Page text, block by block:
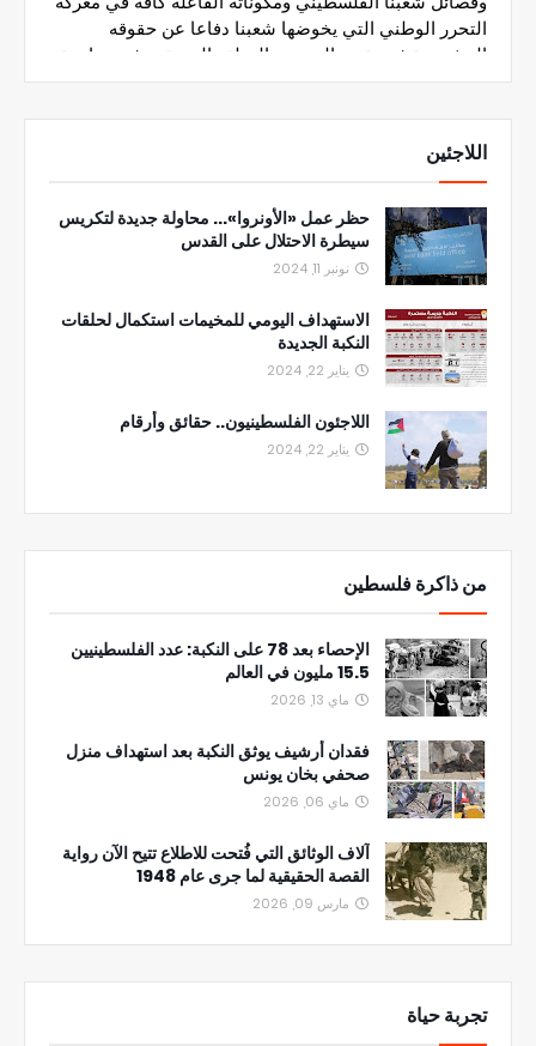
اللاجئين
حظر عمل «الأونروا»... محاولة جديدة لتكريس
سيطرة الاحتلال على القدس
نونبر 11, 2024
الاستهداف اليومي للمخيمات استكمال لحلقات
النكبة الجديدة
يناير 22, 2024
اللاجئون الفلسطينيون.. حقائق وأرقام
يناير 22, 2024
من ذاكرة فلسطين
الإحصاء بعد 78 على النكبة: عدد الفلسطينيين
15.5 مليون في العالم
ماي 13, 2026
فقدان أرشيف يوثق النكبة بعد استهداف منزل
صحفي بخان يونس
ماي 06, 2026
آلاف الوثائق التي فُتحت للاطلاع تتيح الآن رواية
القصة الحقيقية لما جرى عام 1948
مارس 09, 2026
تجربة حياة